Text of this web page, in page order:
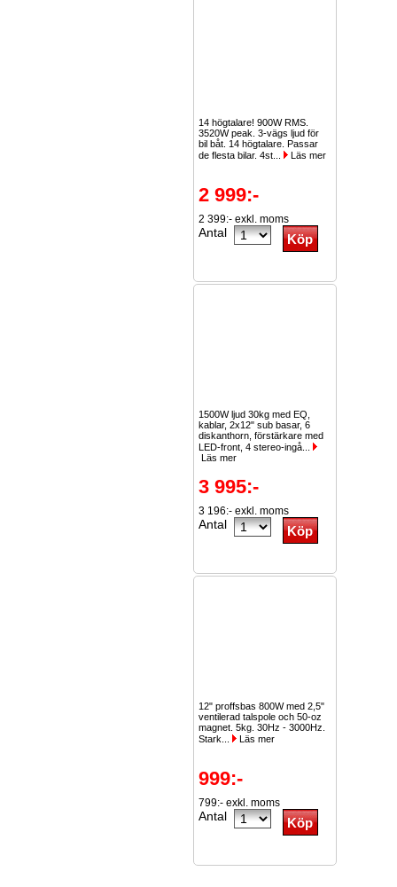
14 högtalare! 900W RMS.
3520W peak. 3-vägs ljud för
bil båt. 14 högtalare. Passar
de flesta bilar. 4st...
Läs mer
2 999:-
2 399:- exkl. moms
Antal
1500W ljud 30kg med EQ,
kablar, 2x12" sub basar, 6
diskanthorn, förstärkare med
LED-front, 4 stereo-ingå...
Läs mer
3 995:-
3 196:- exkl. moms
Antal
12" proffsbas 800W med 2,5"
ventilerad talspole och 50-oz
magnet. 5kg. 30Hz - 3000Hz.
Stark...
Läs mer
999:-
799:- exkl. moms
Antal